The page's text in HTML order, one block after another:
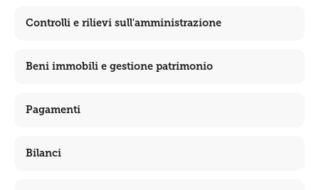
Controlli e rilievi sull'amministrazione
Beni immobili e gestione patrimonio
Pagamenti
Bilanci